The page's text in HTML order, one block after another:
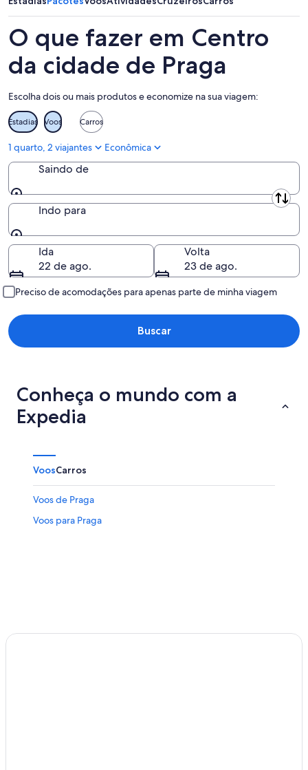
de
ago.
-
9
ago.
amanhã
à
noite,
9
de
-
10
de
ago.
Praga
para
o
próximo
fim
semana,
14
de
ago.
de
ago.
O que fazer em Centro
da cidade de Praga
Escolha dois ou mais produtos e economize na sua viagem:
Estadias Voos Carros
1 quarto, 2 viajantes Econômica
Saindo de
Saindo de
Indo para
Indo para
Ida
22 de ago.
Volta
23 de ago.
Preciso de acomodações para apenas parte de minha viagem
Buscar
Conheça o mundo com a
Expedia
VoosCarros
Voos de Praga
Voos para Praga